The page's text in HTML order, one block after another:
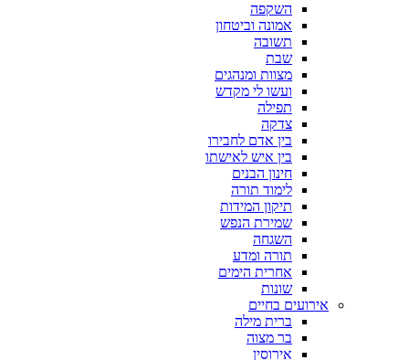
השקפה
אמונה וביטחון
תשובה
שבת
מצוות ומנהגים
ועשו לי מקדש
תפילה
צדקה
בין אדם לחבירו
בין איש לאישתו
חינון הבנים
לימוד תורה
תיקון המידות
שמירת הנפש
השגחה
תורה ומדע
אחרית הימים
שונות
אירועים בחיים
ברית מילה
בר מצוה
אירוסין